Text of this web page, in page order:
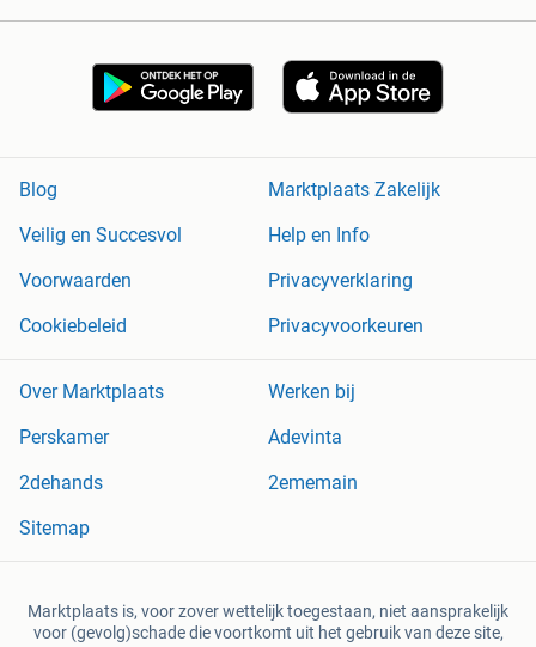
Blog
Marktplaats Zakelijk
Veilig en Succesvol
Help en Info
Voorwaarden
Privacyverklaring
Cookiebeleid
Privacyvoorkeuren
Over Marktplaats
Werken bij
Perskamer
Adevinta
2dehands
2ememain
Sitemap
Marktplaats is, voor zover wettelijk toegestaan, niet aansprakelijk
voor (gevolg)schade die voortkomt uit het gebruik van deze site,